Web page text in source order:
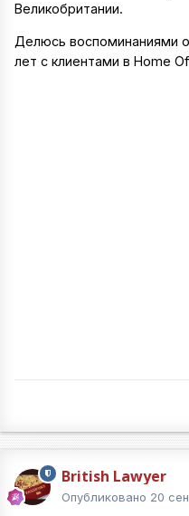
Великобритании.
Делюсь воспоминаниями
лет с клиентами в Home
British Lawyer
Опубликовано 20